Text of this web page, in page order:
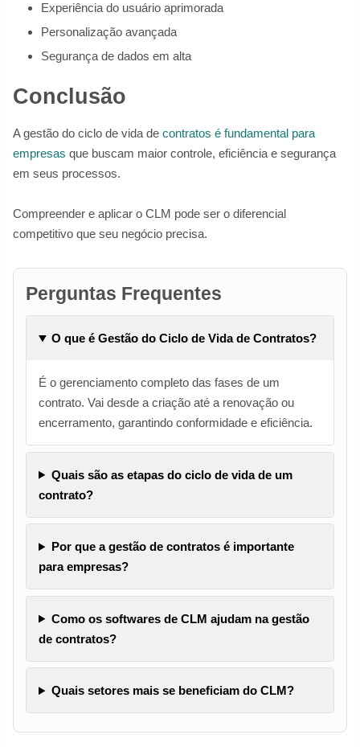
Experiência do usuário aprimorada
Personalização avançada
Segurança de dados em alta
Conclusão
A gestão do ciclo de vida de contratos é fundamental para
empresas que buscam maior controle, eficiência e segurança
em seus processos.
Compreender e aplicar o CLM pode ser o diferencial
competitivo que seu negócio precisa.
Perguntas Frequentes
O que é Gestão do Ciclo de Vida de Contratos?
É o gerenciamento completo das fases de um
contrato. Vai desde a criação até a renovação ou
encerramento, garantindo conformidade e eficiência.
Quais são as etapas do ciclo de vida de um
contrato?
Por que a gestão de contratos é importante
para empresas?
Como os softwares de CLM ajudam na gestão
de contratos?
Quais setores mais se beneficiam do CLM?